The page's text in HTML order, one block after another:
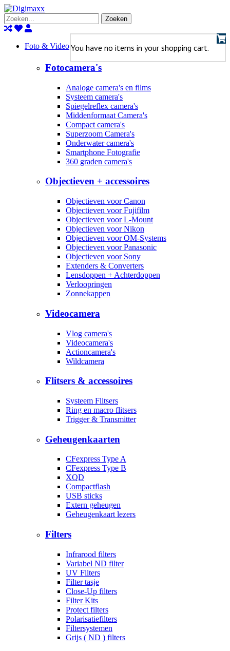
Zoeken
You have no items in your shopping cart.
Foto & Video
Fotocamera's
Analoge camera's en films
Systeem camera's
Spiegelreflex camera's
Middenformaat Camera's
Compact camera's
Superzoom Camera's
Onderwater camera's
Smartphone Fotografie
360 graden camera's
Objectieven + accessoires
Objectieven voor Canon
Objectieven voor Fujifilm
Objectieven voor L-Mount
Objectieven voor Nikon
Objectieven voor OM-Systems
Objectieven voor Panasonic
Objectieven voor Sony
Extenders & Converters
Lensdoppen + Achterdoppen
Verloopringen
Zonnekappen
Videocamera
Vlog camera's
Videocamera's
Actioncamera's
Wildcamera
Flitsers & accessoires
Systeem Flitsers
Ring en macro flitsers
Trigger & Transmitter
Geheugenkaarten
CFexpress Type A
CFexpress Type B
XQD
Compactflash
USB sticks
Extern geheugen
Geheugenkaart lezers
Filters
Infrarood filters
Variabel ND filter
UV Filters
Filter tasje
Close-Up filters
Filter Kits
Protect filters
Polarisatiefilters
Filtersystemen
Grijs ( ND ) filters